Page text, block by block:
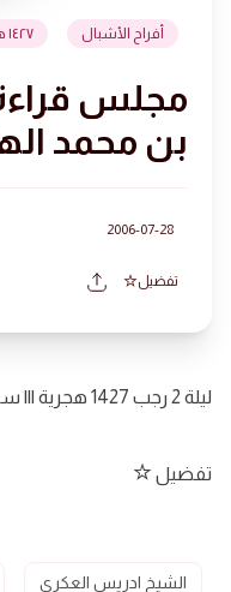
أفراح الأشبال ١٤٢٧ هجرية
مجلس قراءة
بن محمد
2006-07-28
تفضيل
ليلة 2 رجب 1427 هجرية ||| سماحة الخطيب الشيخ ادريس العكري
تفضيل
الشيخ ادريس العكري